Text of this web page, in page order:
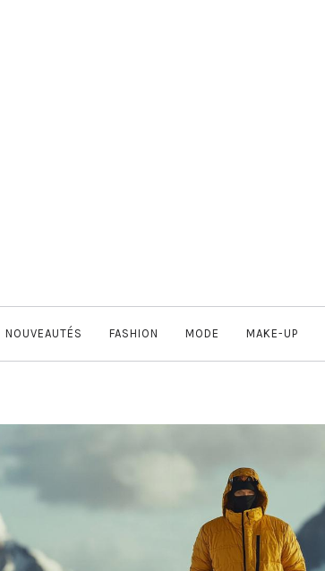
NOUVEAUTÉS FASHION MODE MAKE-UP